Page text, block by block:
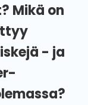
Mikä on
- ja